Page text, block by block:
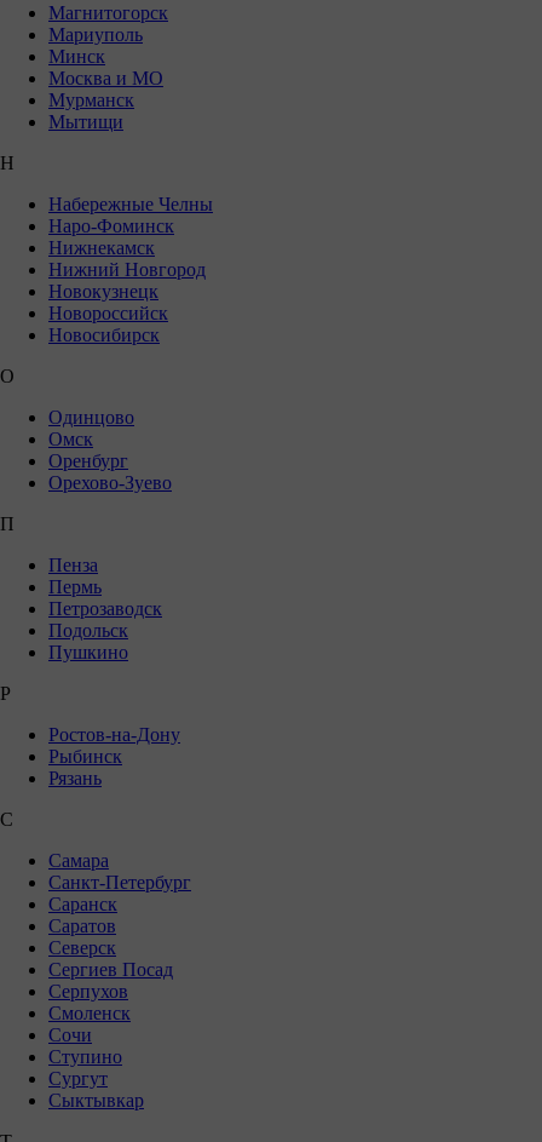
Магнитогорск
Мариуполь
Минск
Москва и МО
Мурманск
Мытищи
Н
Набережные Челны
Наро-Фоминск
Нижнекамск
Нижний Новгород
Новокузнецк
Новороссийск
Новосибирск
О
Одинцово
Омск
Оренбург
Орехово-Зуево
П
Пенза
Пермь
Петрозаводск
Подольск
Пушкино
Р
Ростов-на-Дону
Рыбинск
Рязань
С
Самара
Санкт-Петербург
Саранск
Саратов
Северск
Сергиев Посад
Серпухов
Смоленск
Сочи
Ступино
Сургут
Сыктывкар